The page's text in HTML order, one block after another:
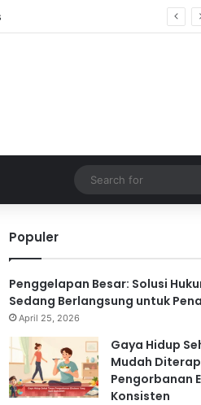
Populer
Penggelapan Besar: Solusi
Sedang Berlangsung untuk
April 25, 2026
Gaya Hidup
Mudah
Pengorbanan
Konsisten